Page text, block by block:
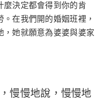
麼決定都會得到你的肯
在我們開的婚姻班裡，
，她就願意為婆婆與婆家
慢慢地說，慢慢地